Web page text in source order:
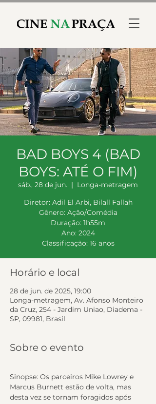
BAD BOYS 4 (BAD
BOYS: ATÉ O FIM)
sáb., 28 de jun.
  |
Longa-metragem
Diretor: Adil El Arbi, Bilall Fallah
Gênero: Ação/Comédia
Duração: 1h55m
Ano: 2024
Classificação: 16 anos
Horário e local
28 de jun. de 2025, 19:00
Longa-metragem, Av. Afonso Monteiro
da Cruz, 254 - Jardim Uniao, Diadema -
SP, 09981, Brasil
Sobre o evento
Sinopse: Os parceiros Mike Lowrey e
Marcus Burnett estão de volta, mas
desta vez se tornam foragidos após